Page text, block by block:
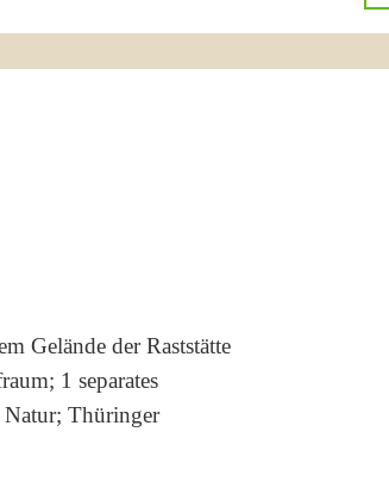
Gelände der Raststätte
1 separates
Thüringer